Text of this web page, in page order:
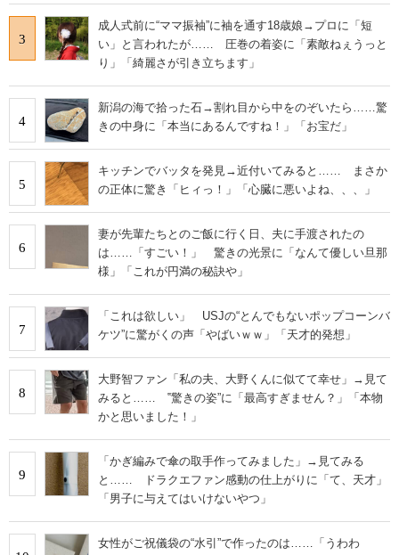
3
成人式前に“ママ振袖”に袖を通す18歳娘→プロに「短
い」と言われたが…… 圧巻の着姿に「素敵ねぇうっと
り」「綺麗さが引き立ちます」
4
新潟の海で拾った石→割れ目から中をのぞいたら……驚
きの中身に「本当にあるんですね！」「お宝だ」
5
キッチンでバッタを発見→近付いてみると…… まさか
の正体に驚き「ヒィっ！」「心臓に悪いよね、、、」
6
妻が先輩たちとのご飯に行く日、夫に手渡されたの
は……「すごい！」 驚きの光景に「なんて優しい旦那
様」「これが円満の秘訣や」
7
「これは欲しい」 USJの“とんでもないポップコーンバ
ケツ”に驚がくの声「やばいｗｗ」「天才的発想」
8
大野智ファン「私の夫、大野くんに似てて幸せ」→見て
みると…… ‟驚きの姿”に「最高すぎません？」「本物
かと思いました！」
9
「かぎ編みで傘の取手作ってみました」→見てみる
と…… ドラクエファン感動の仕上がりに「て、天才」
「男子に与えてはいけないやつ」
女性がご祝儀袋の“水引”で作ったのは……「うわわ